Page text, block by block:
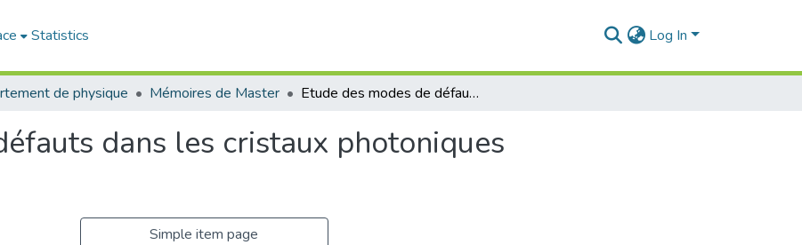
Statistics Log In
de physique Mémoires de Master Etude des modes de défauts dans les cristaux photoniques unidimensionnels
dans les cristaux photoniques
Simple item page